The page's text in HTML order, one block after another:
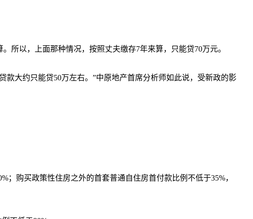
所以，上面那种情况，按照丈夫缴存7年来算，只能贷70万元。
大约只能贷50万左右。”中原地产首席分析师如此说，受新政的影
；购买政策性住房之外的首套普通自住房首付款比例不低于35%，